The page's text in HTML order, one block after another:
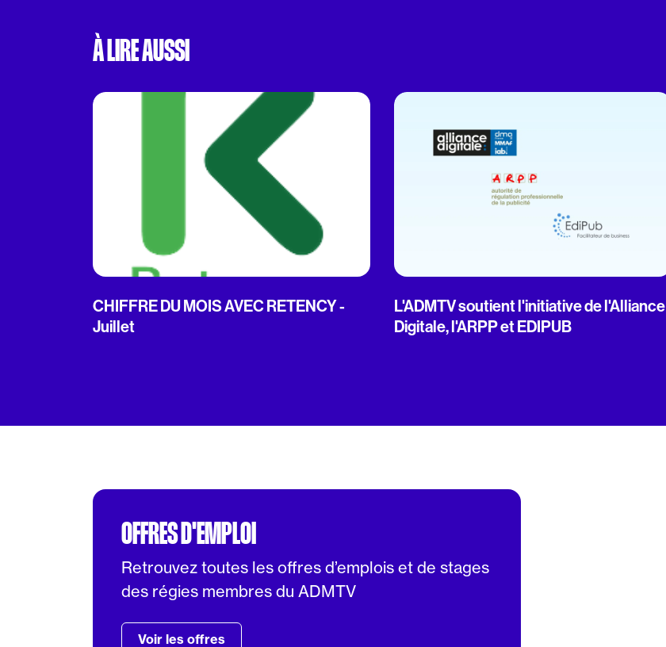
À LIRE AUSSI
CHIFFRE DU MOIS AVEC RETENCY -
Juillet
L'ADMTV soutient l'initiative de l'Alliance
Digitale, l'ARPP et EDIPUB
OFFRES D'EMPLOI
Retrouvez toutes les offres d’emplois et de stages
des régies membres du ADMTV
Voir les offres